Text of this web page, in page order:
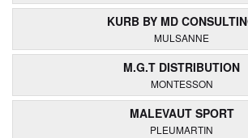
KURB BY MD
MULSANNE
M.G.T DISTRIBUTION
MONTESSON
MALEVAUT SPORT
PLEUMARTIN